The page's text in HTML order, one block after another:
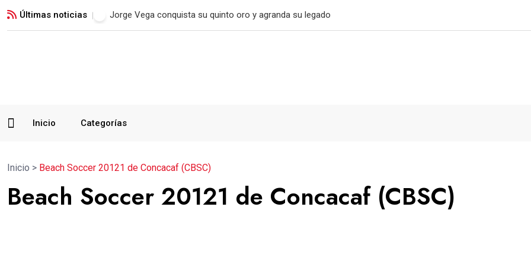
Últimas noticias Real Madrid blinda a Vinicius Jr. hasta 2032
Inicio Categorías
Inicio > Beach Soccer 20121 de Concacaf (CBSC)
Beach Soccer 20121 de Concacaf (CBSC)